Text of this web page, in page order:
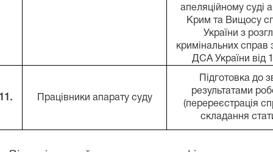
апеляційному суді
Крим та Вищосу
України з
кримінальних
ДСА України
Працівники апарату суду
Підготовка до
результатами
(перереєстрація
складання